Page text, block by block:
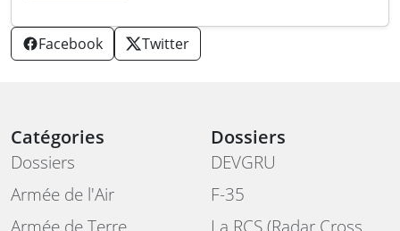
Facebook Twitter
Catégories
Dossiers
Armée de l'Air
Dossiers
DEVGRU
F-35